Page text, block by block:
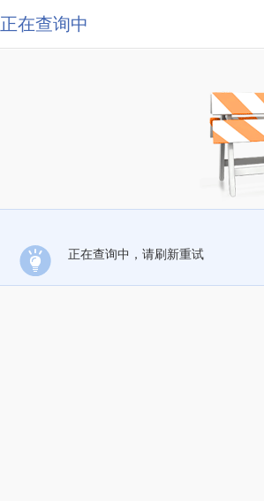
正在查询中
正在查询中，请刷新重试